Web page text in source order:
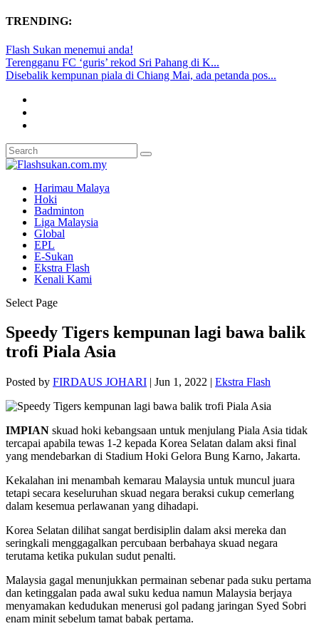
TRENDING:
Flash Sukan menemui anda!
Terengganu FC ‘guris’ rekod Sri Pahang di K...
Disebalik kempunan piala di Chiang Mai, ada petanda pos...
Harimau Malaya
Hoki
Badminton
Liga Malaysia
Global
EPL
E-Sukan
Ekstra Flash
Kenali Kami
Select Page
Speedy Tigers kempunan lagi bawa balik
trofi Piala Asia
Posted by FIRDAUS JOHARI | Jun 1, 2022 | Ekstra Flash
IMPIAN skuad hoki kebangsaan untuk menjulang Piala Asia tidak
tercapai apabila tewas 1-2 kepada Korea Selatan dalam aksi final
yang mendebarkan di Stadium Hoki Gelora Bung Karno, Jakarta.
Kekalahan ini menambah kemarau Malaysia untuk muncul juara
tetapi secara keseluruhan skuad negara beraksi cukup cemerlang
dalam kesemua perlawanan yang dihadapi.
Korea Selatan dilihat sangat berdisiplin dalam aksi mereka dan
seringkali menggagalkan percubaan berbahaya skuad negara
terutama ketika pukulan sudut penalti.
Malaysia gagal menunjukkan permainan sebenar pada suku pertama
dan ketinggalan pada awal suku kedua namun Malaysia berjaya
menyamakan kedudukan menerusi gol padang jaringan Syed Sobri
enam minit sebelum tamat babak pertama.